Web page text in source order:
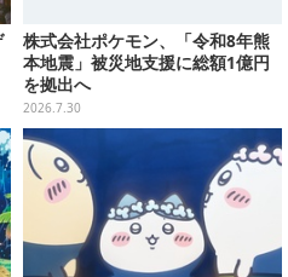
株式会社ポケモン、「令和8年熊
本地震」被災地支援に総額1億円
を拠出へ
2026.7.30